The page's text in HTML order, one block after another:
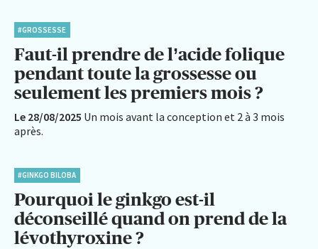
#GROSSESSE
Faut-il prendre de l’acide folique
pendant toute la grossesse ou
seulement les premiers mois ?
Le 28/08/2025 Un mois avant la conception et 2 à 3 mois
après.
#GINKGO BILOBA
Pourquoi le ginkgo est-il
déconseillé quand on prend de la
lévothyroxine ?